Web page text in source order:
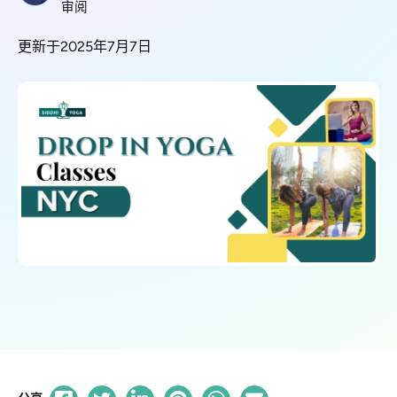
审阅
更新于2025年7月7日